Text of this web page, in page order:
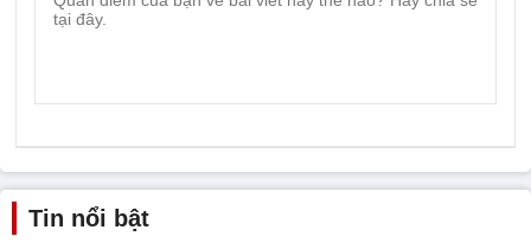
Tin nổi bật